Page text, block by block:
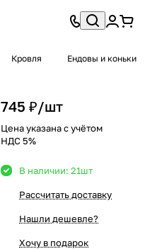
Кровля Ендовы и коньки
745 ₽/шт
Цена указана с учётом
НДС 5%
В наличии: 21шт
Рассчитать доставку
Нашли дешевле?
Хочу в подарок